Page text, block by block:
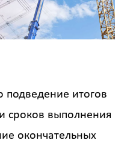
подведение итогов
сроков выполнения
окончательных